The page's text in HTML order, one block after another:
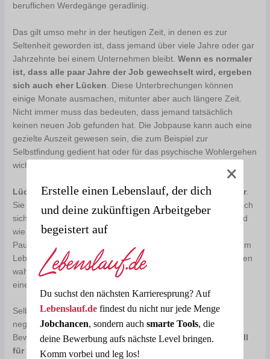
beruflichen Werdegänge geradlinig.
Das gilt umso mehr in der heutigen Zeit, in denen es zur
Seltenheit geworden ist, dass jemand über viele Jahre oder gar
Jahrzehnte bei einem Unternehmen bleibt.Wenn es normaler
ist, dass alle paar Jahre der Job gewechselt wird, ergeben
sich auch eher Lücken . Diese Unterbrechungen können
einige Monate ausmachen, mitunter aber auch längere Zeit.
Nicht immer muss das bedeuten, dass jemand tatsächlich
keinen neuen Job gefunden hat. Die Jobpause kann auch eine
gezielte Auszeit gewesen sein, die zum Beispiel zur
Selbstfindung gedient hat oder für das psychische Wohlergehen
wichtig war.
Lücken im Lebenslauf sind längst keine Ausnahme mehr
Sie müssen auch nicht die gefürchteten negativen Folgen nach
sich ziehen. Entscheidend ist, wie lange die Auszeit war – und
wie Bewerber damit umgehen. Wenn es sich um kürzere
Pausen von einigen wenigen Monaten handelt, sind Lücken im
Lebenslauf in aller Regel nicht erklärungsbedürftig. Sie wecken
wahrscheinlich keine grundlegenden Zweifel an der Eignung
eines Bewerbers, wenn dessen Vita ansonsten stimmt.
Selbst längere Lücken im Lebenslauf müssen keinen allzu
negativen Beigeschmack haben. Im besten Fall gelingt es
Bewerbern, zu zeigen, wie sie diejeweiligen Zeiten sinnvoll
für ihre berufliche und persönliche Weiterentwicklung
Erstelle einen Lebenslauf, der dich
und deine zukünftigen Arbeitgeber
begeistert auf
Du suchst den nächsten Karrieresprung? Auf
Lebenslauf.defindest du nicht nur jede Menge
Jobchancen, sondern auch smarte Tools, die
deine Bewerbung aufs nächste Level bringen.
Komm vorbei und leg los!